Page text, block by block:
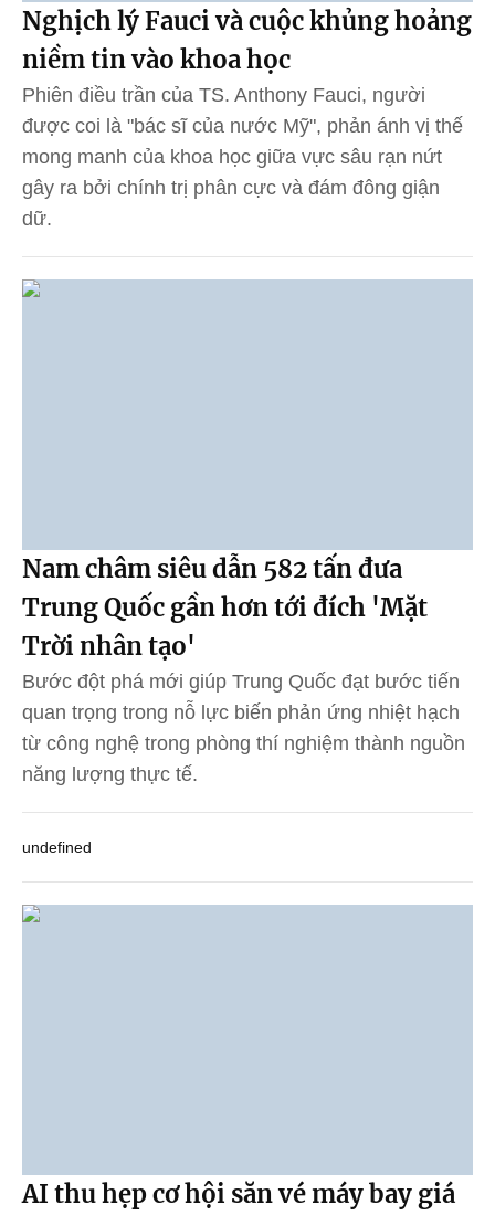
Nghịch lý Fauci và cuộc khủng hoảng
niềm tin vào khoa học
Phiên điều trần của TS. Anthony Fauci, người
được coi là "bác sĩ của nước Mỹ", phản ánh vị thế
mong manh của khoa học giữa vực sâu rạn nứt
gây ra bởi chính trị phân cực và đám đông giận
dữ.
Nam châm siêu dẫn 582 tấn đưa
Trung Quốc gần hơn tới đích 'Mặt
Trời nhân tạo'
Bước đột phá mới giúp Trung Quốc đạt bước tiến
quan trọng trong nỗ lực biến phản ứng nhiệt hạch
từ công nghệ trong phòng thí nghiệm thành nguồn
năng lượng thực tế.
undefined
AI thu hẹp cơ hội săn vé máy bay giá